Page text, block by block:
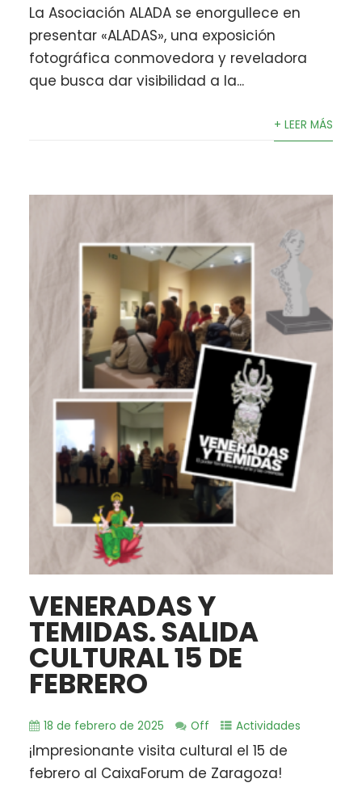
La Asociación ALADA se enorgullece en
presentar «ALADAS», una exposición
fotográfica conmovedora y reveladora
que busca dar visibilidad a la...
+ LEER MÁS
VENERADAS Y
TEMIDAS. SALIDA
CULTURAL 15 DE
FEBRERO
18 de febrero de 2025 Off Actividades
¡Impresionante visita cultural el 15 de
febrero al CaixaForum de Zaragoza!